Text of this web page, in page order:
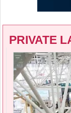
PRIVATE